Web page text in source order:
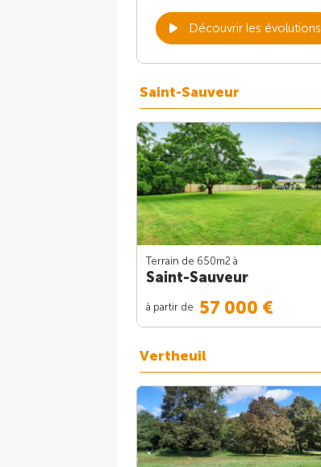
Découvrir les évolutions
Saint-Sauveur
Terrain de 650m2 à
Saint-Sauveur
à partir de 57 000 €
Vertheuil